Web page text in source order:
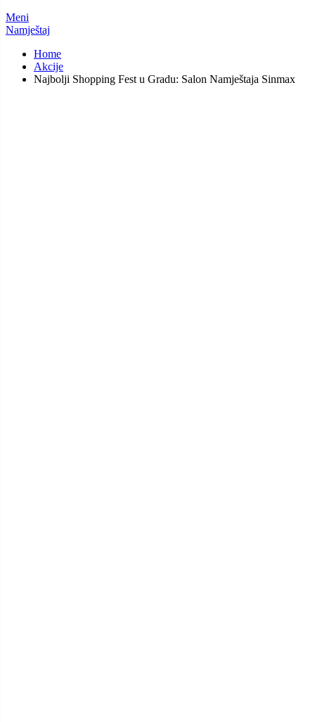
Meni
Namještaj
Home
Akcije
Najbolji Shopping Fest u Gradu: Salon Namještaja Sinmax